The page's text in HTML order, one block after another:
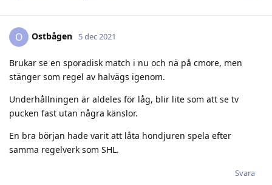
O Ostbågen 5 dec 2021
Brukar se en sporadisk match i nu och nä på cmore, men
stänger som regel av halvägs igenom.
Underhållningen är aldeles för låg, blir lite som att se tv
pucken fast utan några känslor.
En bra början hade varit att låta hondjuren spela efter
samma regelverk som SHL.
Svara